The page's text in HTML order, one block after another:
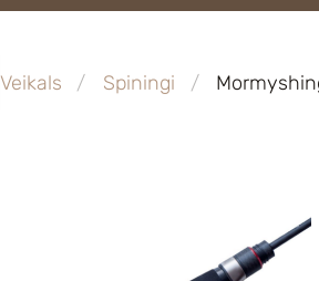
Veikals Spiningi